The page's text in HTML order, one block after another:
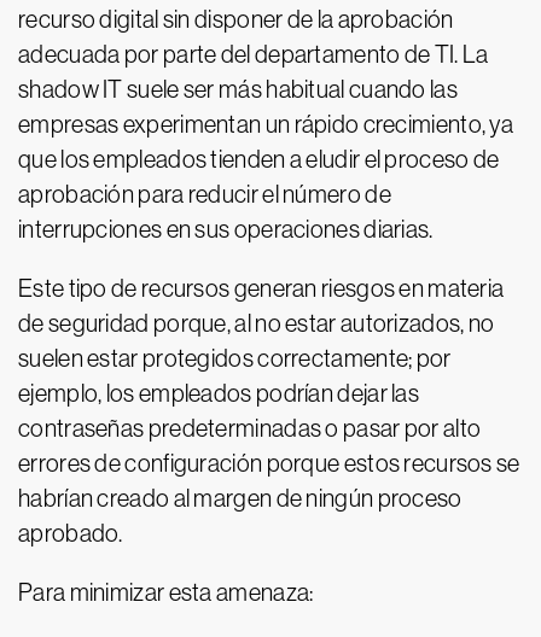
recurso digital sin disponer de la aprobación
adecuada por parte del departamento de TI. La
shadow IT suele ser más habitual cuando las
empresas experimentan un rápido crecimiento, ya
que los empleados tienden a eludir el proceso de
aprobación para reducir el número de
interrupciones en sus operaciones diarias.
Este tipo de recursos generan riesgos en materia
de seguridad porque, al no estar autorizados, no
suelen estar protegidos correctamente; por
ejemplo, los empleados podrían dejar las
contraseñas predeterminadas o pasar por alto
errores de configuración porque estos recursos se
habrían creado al margen de ningún proceso
aprobado.
Para minimizar esta amenaza: